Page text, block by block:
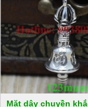
Mặt dây chuyền